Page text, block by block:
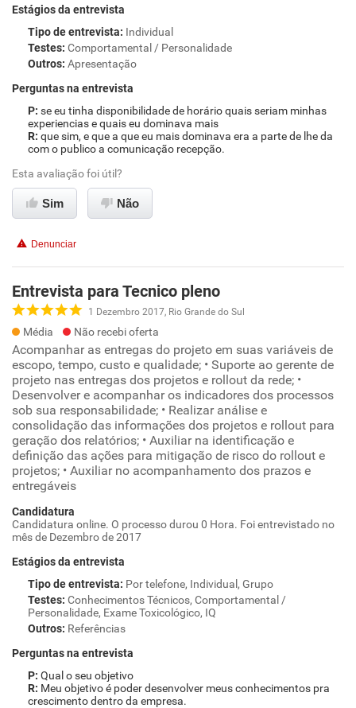
Estágios da entrevista
Tipo de entrevista: Individual
Testes: Comportamental / Personalidade
Outros: Apresentação
Perguntas na entrevista
se eu tinha disponibilidade de horário quais seriam minhas
experiencias e quais eu dominava mais
que sim, e que a que eu mais dominava era a parte de lhe da
com o publico a comunicação recepção.
Esta avaliação foi útil?
Sim Não
Denunciar
Entrevista para Tecnico pleno
1 Dezembro 2017, Rio Grande do Sul
Média Não recebi oferta
Acompanhar as entregas do projeto em suas variáveis de
escopo, tempo, custo e qualidade; • Suporte ao gerente de
projeto nas entregas dos projetos e rollout da rede; •
Desenvolver e acompanhar os indicadores dos processos
sob sua responsabilidade; • Realizar análise e
consolidação das informações dos projetos e rollout para
geração dos relatórios; • Auxiliar na identificação e
definição das ações para mitigação de risco do rollout e
projetos; • Auxiliar no acompanhamento dos prazos e
entregáveis
Candidatura
Candidatura online. O processo durou 0 Hora. Foi entrevistado no
mês de Dezembro de 2017
Estágios da entrevista
Tipo de entrevista: Por telefone, Individual, Grupo
Testes: Conhecimentos Técnicos, Comportamental /
Personalidade, Exame Toxicológico, IQ
Outros: Referências
Perguntas na entrevista
Qual o seu objetivo
Meu objetivo é poder desenvolver meus conhecimentos pra
crescimento dentro da empresa.